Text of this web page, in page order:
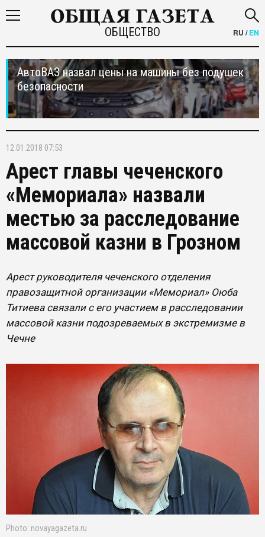
ОБЩЕСТВО RU /EN
АвтоВАЗ назвал цены на машины без подушек
безопасности
12.01.2018 07:53
Арест главы чеченского
«Мемориала» назвали
местью за расследование
массовой казни в Грозном
Арест руководителя чеченского отделения
правозащитной организации «Мемориал» Оюба
Титиева связали с его участием в расследовании
массовой казни подозреваемых в экстремизме в
Чечне
Photo: novayagazeta.ru